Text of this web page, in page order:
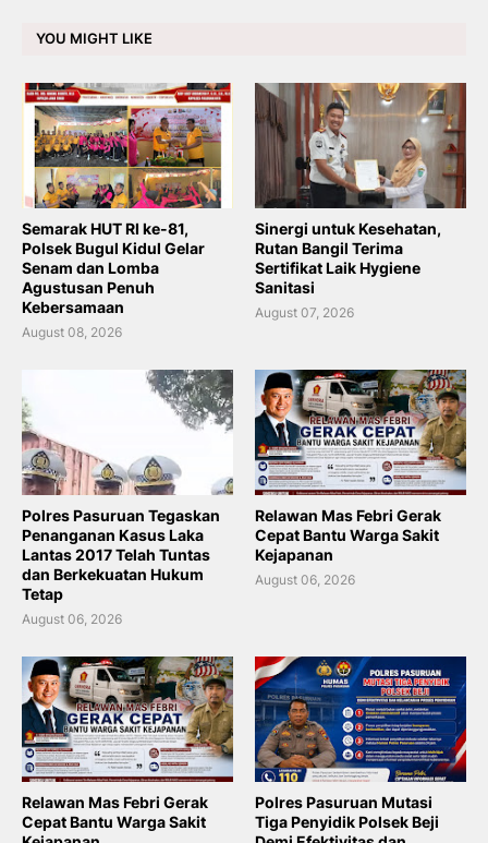
YOU MIGHT LIKE
Semarak HUT RI ke-81,
Polsek Bugul Kidul Gelar
Senam dan Lomba
Agustusan Penuh
Kebersamaan
August 08, 2026
Sinergi untuk Kesehatan,
Rutan Bangil Terima
Sertifikat Laik Hygiene
Sanitasi
August 07, 2026
Polres Pasuruan Tegaskan
Penanganan Kasus Laka
Lantas 2017 Telah Tuntas
dan Berkekuatan Hukum
Tetap
August 06, 2026
Relawan Mas Febri Gerak
Cepat Bantu Warga Sakit
Kejapanan
August 06, 2026
Relawan Mas Febri Gerak
Cepat Bantu Warga Sakit
Polres Pasuruan Mutasi
Tiga Penyidik Polsek Beji